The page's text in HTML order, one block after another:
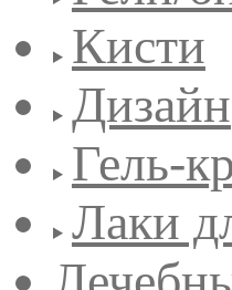
Кисти
Дизайн
Гель-
Лаки